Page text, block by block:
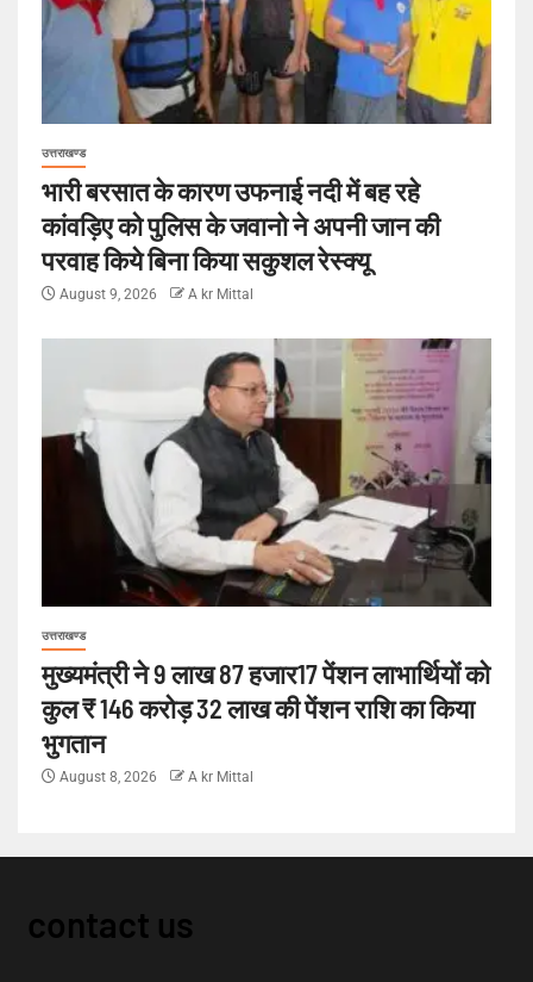
उत्तराखण्ड
भारी बरसात के कारण उफनाई नदी में बह रहे
कांवड़िए को पुलिस के जवानो ने अपनी जान की
परवाह किये बिना किया सकुशल रेस्क्यू
August 9, 2026 A kr Mittal
उत्तराखण्ड
मुख्यमंत्री ने 9 लाख 87 हजार17 पेंशन लाभार्थियों को
कुल ₹ 146 करोड़ 32 लाख की पेंशन राशि का किया
भुगतान
August 8, 2026 A kr Mittal
contact us